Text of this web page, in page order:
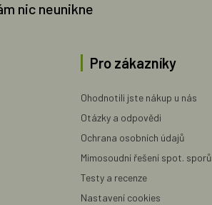
nic neunikne
Pro zákazníky
Ohodnotili jste nákup u nás
Otázky a odpovědi
Ochrana osobních údajů
Mimosoudní řešení spot. sporů
Testy a recenze
Nastavení cookies